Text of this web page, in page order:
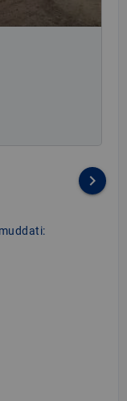
keyboard_arrow_right